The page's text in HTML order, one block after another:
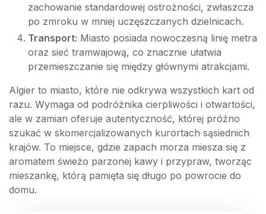
zachowanie standardowej ostrożności, zwłaszcza
po zmroku w mniej uczęszczanych dzielnicach.
Transport: Miasto posiada nowoczesną linię metra
oraz sieć tramwajową, co znacznie ułatwia
przemieszczanie się między głównymi atrakcjami.
Algier to miasto, które nie odkrywa wszystkich kart od
razu. Wymaga od podróżnika cierpliwości i otwartości,
ale w zamian oferuje autentyczność, której próżno
szukać w skomercjalizowanych kurortach sąsiednich
krajów. To miejsce, gdzie zapach morza miesza się z
aromatem świeżo parzonej kawy i przypraw, tworząc
mieszankę, którą pamięta się długo po powrocie do
domu.